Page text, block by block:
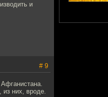
и
# 9
них, вроде.